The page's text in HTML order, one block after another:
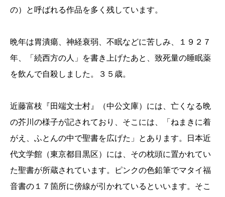
の）と呼ばれる作品を多く残しています。
晩年は胃潰瘍、神経衰弱、不眠などに苦しみ、１９２７
年、「続西方の人」を書き上げたあと、致死量の睡眠薬
を飲んで自殺しました。３５歳。
近藤富枝『田端文士村』（中公文庫）には、亡くなる晩
の芥川の様子が記されており、そこには、「ねまきに着
がえ、ふとんの中で聖書を広げた」とあります。日本近
代文学館（東京都目黒区）には、その枕頭に置かれてい
た聖書が所蔵されています。ピンクの色鉛筆でマタイ福
音書の１７箇所に傍線が引かれているといいます。そこ